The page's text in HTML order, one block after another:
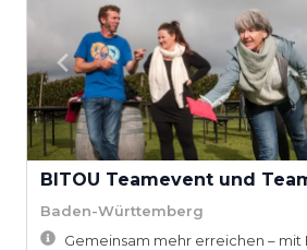
BITOU Teamevent und
Baden-Württemberg
Gemeinsam mehr erreichen – mit